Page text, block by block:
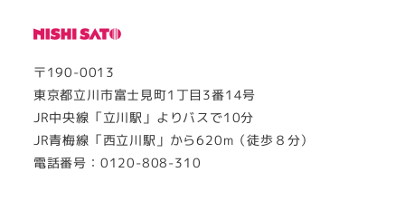
り
〒190-0013
東京都立川市富士見町1丁目3番14号
JR中央線「立川駅」よりバスで10分
JR青梅線「西立川駅」から620m（徒歩８分）
電話番号：0120-808-310